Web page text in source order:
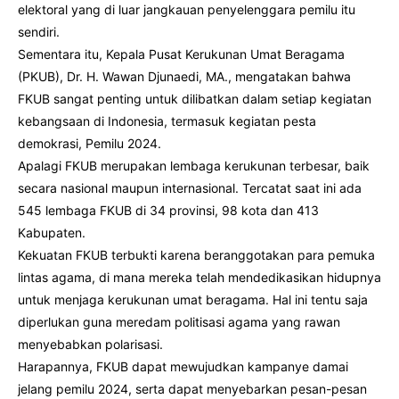
elektoral yang di luar jangkauan penyelenggara pemilu itu
sendiri.
Sementara itu, Kepala Pusat Kerukunan Umat Beragama
(PKUB), Dr. H. Wawan Djunaedi, MA., mengatakan bahwa
FKUB sangat penting untuk dilibatkan dalam setiap kegiatan
kebangsaan di Indonesia, termasuk kegiatan pesta
demokrasi, Pemilu 2024.
Apalagi FKUB merupakan lembaga kerukunan terbesar, baik
secara nasional maupun internasional. Tercatat saat ini ada
545 lembaga FKUB di 34 provinsi, 98 kota dan 413
Kabupaten.
Kekuatan FKUB terbukti karena beranggotakan para pemuka
lintas agama, di mana mereka telah mendedikasikan hidupnya
untuk menjaga kerukunan umat beragama. Hal ini tentu saja
diperlukan guna meredam politisasi agama yang rawan
menyebabkan polarisasi.
Harapannya, FKUB dapat mewujudkan kampanye damai
jelang pemilu 2024, serta dapat menyebarkan pesan-pesan